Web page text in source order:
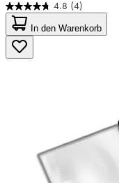
4.8 (4)
4.8
von
5
Sternen.
4
In den Warenkorb